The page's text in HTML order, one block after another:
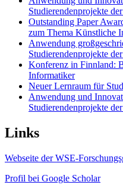
Studierendenprojekte
Outstanding Paper
zum Thema Künstliche
Anwendung
Studierendenprojekte
Konferenz in Finnland:
Informatiker
Neuer Lernraum für
Anwendung und
Studierendenprojekte
Links
Webseite der WSE-
Profil bei Google Scholar